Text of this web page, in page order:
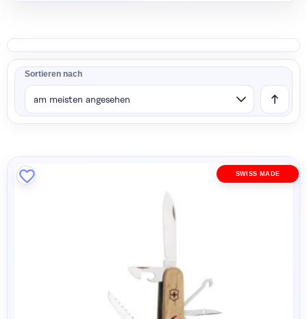
Sortieren nach
SWISS MADE